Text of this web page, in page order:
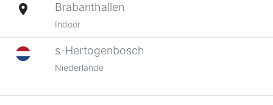
place Brabanthallen
Indoor
s-Hertogenbosch
Niederlande